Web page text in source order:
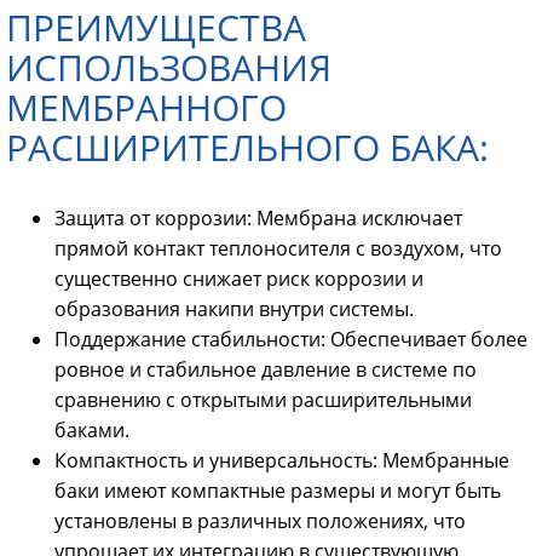
ПРЕИМУЩЕСТВА
ИСПОЛЬЗОВАНИЯ
МЕМБРАННОГО
РАСШИРИТЕЛЬНОГО БАКА:
Защита от коррозии: Мембрана исключает
прямой контакт теплоносителя с воздухом, что
существенно снижает риск коррозии и
образования накипи внутри системы.
Поддержание стабильности: Обеспечивает более
ровное и стабильное давление в системе по
сравнению с открытыми расширительными
баками.
Компактность и универсальность: Мембранные
баки имеют компактные размеры и могут быть
установлены в различных положениях, что